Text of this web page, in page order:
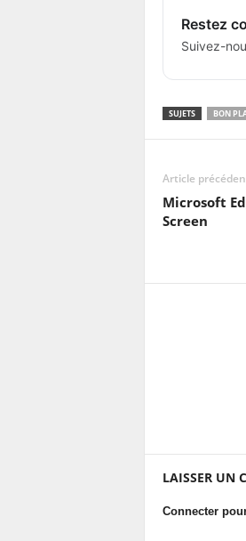
Restez
Suivez-
SUJETS BON
Article
Microsoft
Screen
LAISSER UN
Connecter